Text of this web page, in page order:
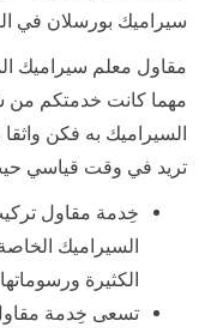
سيراميك بورسلان في
مقاول معلم سيراميك
مهما كانت خدمتكم من
السيراميك به فكن
تريد في وقت قياسي
خِدمة مقاول
السيراميك
الكثيرة
تسعى خِدمة